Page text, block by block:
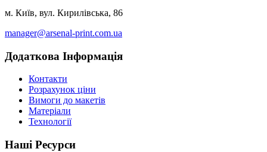
м. Київ, вул. Кирилівська, 86
manager@arsenal-print.com.ua
Додаткова Інформація
Контакти
Розрахунок ціни
Вимоги до макетів
Матеріали
Технології
Наші Ресурси